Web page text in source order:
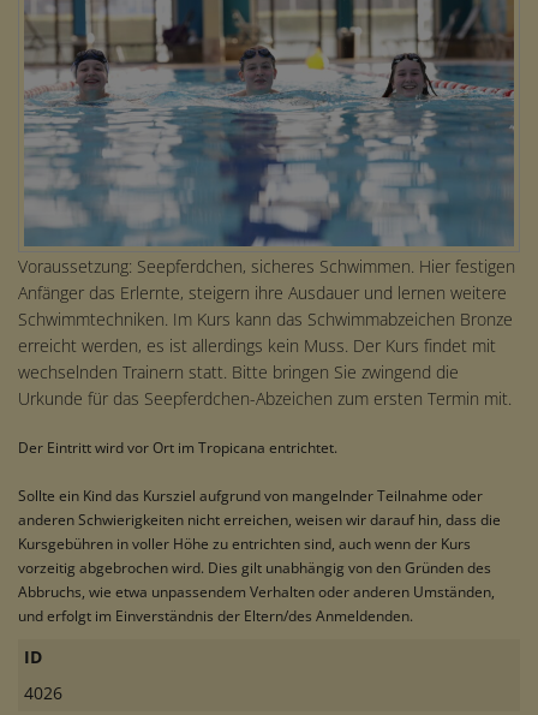
Voraussetzung: Seepferdchen, sicheres Schwimmen. Hier festigen
Anfänger das Erlernte, steigern ihre Ausdauer und lernen weitere
Schwimmtechniken. Im Kurs kann das Schwimmabzeichen Bronze
erreicht werden, es ist allerdings kein Muss. Der Kurs findet mit
wechselnden Trainern statt. Bitte bringen Sie zwingend die
Urkunde für das Seepferdchen-Abzeichen zum ersten Termin mit.
Der Eintritt wird vor Ort im Tropicana entrichtet.
Sollte ein Kind das Kursziel aufgrund von mangelnder Teilnahme oder
anderen Schwierigkeiten nicht erreichen, weisen wir darauf hin, dass die
Kursgebühren in voller Höhe zu entrichten sind, auch wenn der Kurs
vorzeitig abgebrochen wird. Dies gilt unabhängig von den Gründen des
Abbruchs, wie etwa unpassendem Verhalten oder anderen Umständen,
und erfolgt im Einverständnis der Eltern/des Anmeldenden.
ID
4026